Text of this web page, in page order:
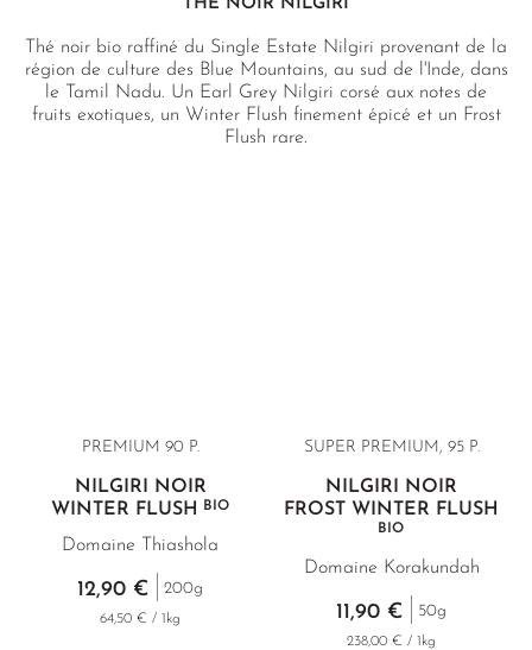
THÉ NOIR NILGIRI
Thé noir bio raffiné du Single Estate Nilgiri provenant de la
région de culture des Blue Mountains, au sud de l'Inde, dans
le Tamil Nadu. Un Earl Grey Nilgiri corsé aux notes de
fruits exotiques, un Winter Flush finement épicé et un Frost
Flush rare.
PREMIUM 90 P.
NILGIRI NOIR
WINTER FLUSH
BIO
Domaine Thiashola
12,90 € 200g
64,50 € / 1kg
SUPER PREMIUM, 95 P.
NILGIRI NOIR
FROST WINTER FLUSH
BIO
Domaine Korakundah
11,90 € 50g
238,00 € / 1kg